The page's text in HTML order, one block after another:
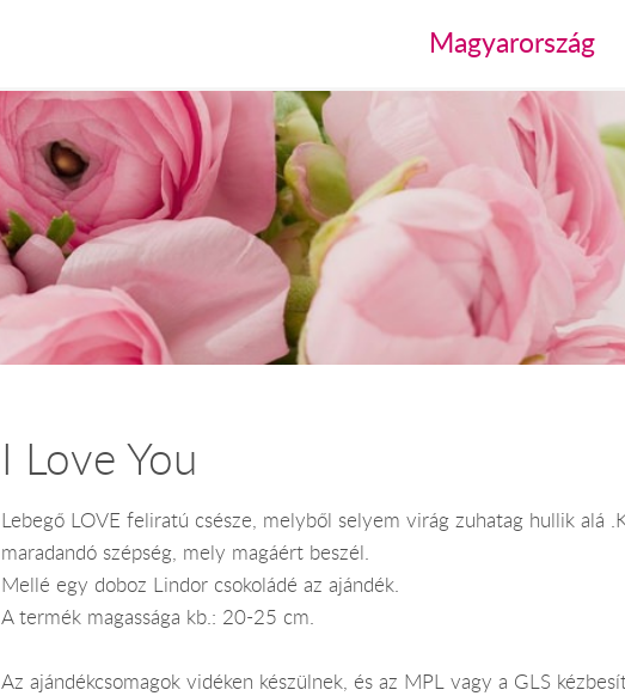
Magyarország
I Love You
Lebegő LOVE feliratú csésze, melyből selyem virág zuhatag hullik alá
maradandó szépség, mely magáért beszél.
Mellé egy doboz Lindor csokoládé az ajándék.
A termék magassága kb.: 20-25 cm.
Az ajándékcsomagok vidéken készülnek, és az MPL vagy a GLS